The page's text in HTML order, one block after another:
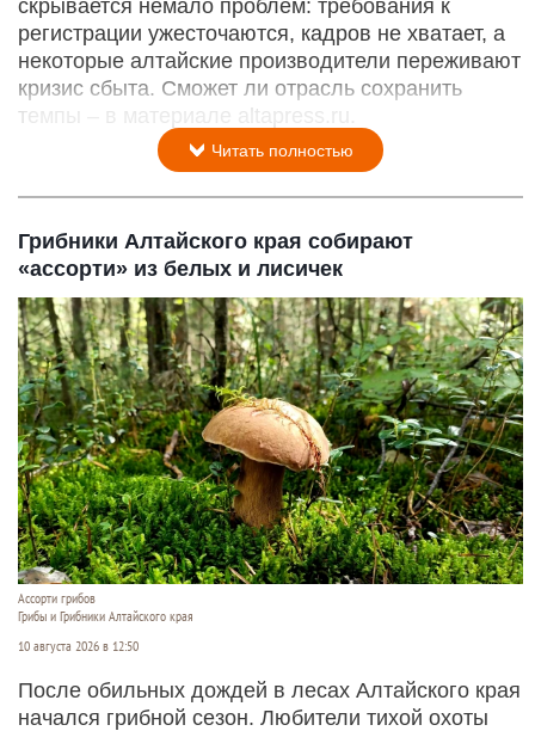
скрывается немало проблем: требования к
регистрации ужесточаются, кадров не хватает, а
некоторые алтайские производители переживают
кризис сбыта. Сможет ли отрасль сохранить
темпы – в материале altapress.ru.
Читать полностью
Грибники Алтайского края собирают
«ассорти» из белых и лисичек
Ассорти грибов
Грибы и Грибники Алтайского края
10 августа 2026 в 12:50
После обильных дождей в лесах Алтайского края
начался грибной сезон. Любители тихой охоты